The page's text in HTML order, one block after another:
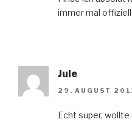
immer mal
Jule
29. AUGUST
Echt super,